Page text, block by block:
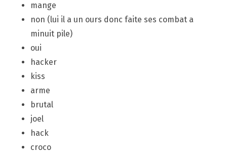
mange
non (lui il a un ours donc faite ses combat a
minuit pile)
oui
hacker
kiss
arme
brutal
joel
hack
croco